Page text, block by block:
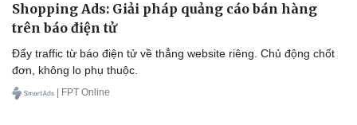
Dinh dưỡng - món ngon
Cây thuốc
Nhi khoa
Nam khoa
Làm đẹp - giảm cân
Nhà đẹp
Shopping Ads: Giải pháp quảng cáo bán hàng
trên báo điện tử
Đẩy traffic từ báo điện tử về thẳng website riêng. Chủ động chốt
đơn, không lo phụ thuộc.
| FPT Online